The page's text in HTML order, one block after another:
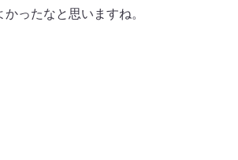
ったなと思いますね。